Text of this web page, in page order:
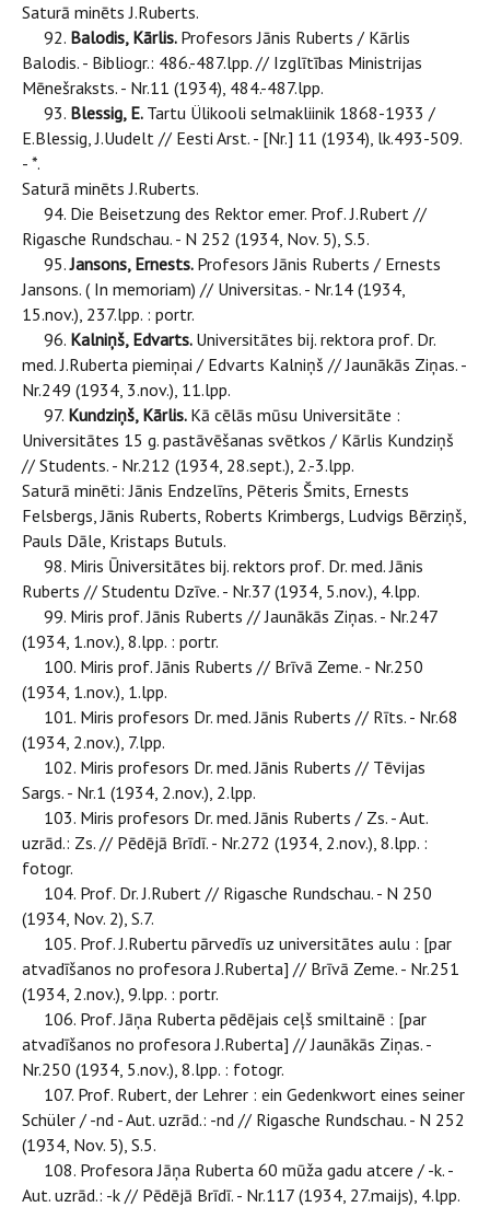
Saturā minēts J.Ruberts.
92. Balodis, Kārlis. Profesors Jānis Ruberts / Kārlis
Balodis. - Bibliogr.: 486.-487.lpp. // Izglītības Ministrijas
Mēnešraksts. - Nr.11 (1934), 484.-487.lpp.
93. Blessig, E. Tartu Ülikooli selmakliinik 1868-1933 /
E.Blessig, J.Uudelt // Eesti Arst. - [Nr.] 11 (1934), lk.493-509.
- *.
Saturā minēts J.Ruberts.
94. Die Beisetzung des Rektor emer. Prof. J.Rubert //
Rigasche Rundschau. - N 252 (1934, Nov. 5), S.5.
95.Jansons, Ernests. Profesors Jānis Ruberts / Ernests
Jansons. ( In memoriam) // Universitas. - Nr.14 (1934,
15.nov.), 237.lpp. : portr.
96. Kalniņš, Edvarts. Universitātes bij. rektora prof. Dr.
med. J.Ruberta piemiņai / Edvarts Kalniņš // Jaunākās Ziņas. -
Nr.249 (1934, 3.nov.), 11.lpp.
97. Kundziņš, Kārlis. Kā cēlās mūsu Universitāte :
Universitātes 15 g. pastāvēšanas svētkos / Kārlis Kundziņš
// Students. - Nr.212 (1934, 28.sept.), 2.-3.lpp.
Saturā minēti: Jānis Endzelīns, Pēteris Šmits, Ernests
Felsbergs, Jānis Ruberts, Roberts Krimbergs, Ludvigs Bērziņš,
Pauls Dāle, Kristaps Butuls.
98. Miris Ūniversitātes bij. rektors prof. Dr. med. Jānis
Ruberts // Studentu Dzīve. - Nr.37 (1934, 5.nov.), 4.lpp.
99. Miris prof. Jānis Ruberts // Jaunākās Ziņas. - Nr.247
(1934, 1.nov.), 8.lpp. : portr.
100. Miris prof. Jānis Ruberts // Brīvā Zeme. - Nr.250
(1934, 1.nov.), 1.lpp.
101. Miris profesors Dr. med. Jānis Ruberts // Rīts. - Nr.68
(1934, 2.nov.), 7.lpp.
102. Miris profesors Dr. med. Jānis Ruberts // Tēvijas
Sargs. - Nr.1 (1934, 2.nov.), 2.lpp.
103. Miris profesors Dr. med. Jānis Ruberts / Zs. - Aut.
uzrād.: Zs. // Pēdējā Brīdī. - Nr.272 (1934, 2.nov.), 8.lpp. :
fotogr.
104. Prof. Dr. J.Rubert // Rigasche Rundschau. - N 250
(1934, Nov. 2), S.7.
105. Prof. J.Rubertu pārvedīs uz universitātes aulu : [par
atvadīšanos no profesora J.Ruberta] // Brīvā Zeme. - Nr.251
(1934, 2.nov.), 9.lpp. : portr.
106. Prof. Jāņa Ruberta pēdējais ceļš smiltainē : [par
atvadīšanos no profesora J.Ruberta] // Jaunākās Ziņas. -
Nr.250 (1934, 5.nov.), 8.lpp. : fotogr.
107. Prof. Rubert, der Lehrer : ein Gedenkwort eines seiner
Schüler / -nd - Aut. uzrād.: -nd // Rigasche Rundschau. - N 252
(1934, Nov. 5), S.5.
108. Profesora Jāņa Ruberta 60 mūža gadu atcere / -k. -
Aut. uzrād.: -k // Pēdējā Brīdī. - Nr.117 (1934, 27.maijs), 4.lpp.